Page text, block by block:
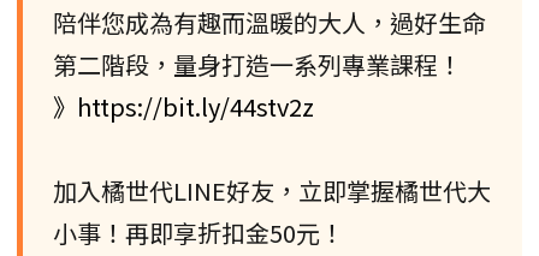
陪伴您成為有趣而溫暖的大人，過好生命
第二階段，量身打造一系列專業課程！
》https://bit.ly/44stv2z
加入橘世代LINE好友，立即掌握橘世代大
小事！再即享折扣金50元！